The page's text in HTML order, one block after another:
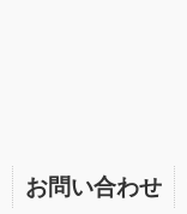
お問い合わせ